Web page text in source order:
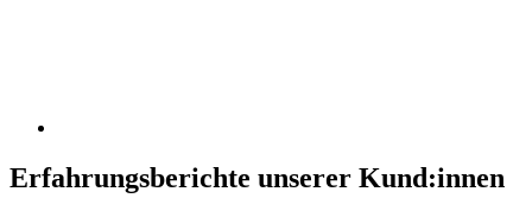
Erfahrungsberichte unserer Kund:innen